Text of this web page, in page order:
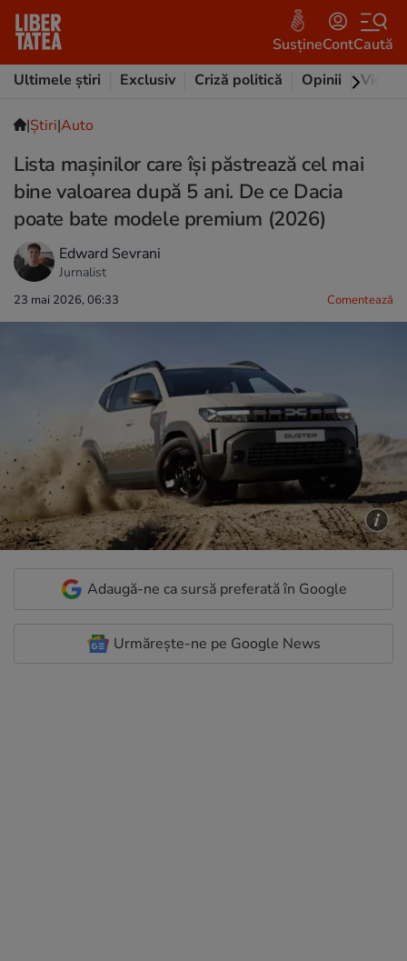
SusțineContCaută
Ultimele știri
Exclusiv Criză politică Opinii Video
|Ştiri|Auto
Lista mașinilor care își păstrează cel mai
bine valoarea după 5 ani. De ce Dacia
poate bate modele premium (2026)
Edward Sevrani
Jurnalist
23 mai 2026, 06:33 Comentează
Adaugă-ne ca sursă preferată în Google
Urmărește-ne pe Google News